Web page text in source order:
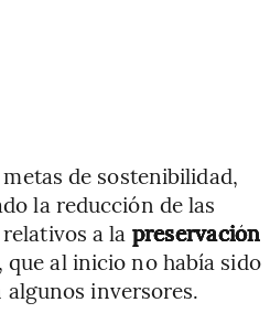
de sostenibilidad,
la reducción de las
a la preservación
al inicio no había sido
inversores.